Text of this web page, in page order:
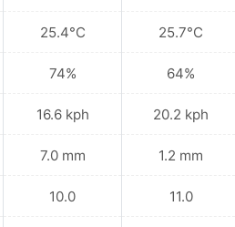
25.4°C
74%
16.6 kph
7.0 mm
10.0
25.7°C
64%
20.2 kph
1.2 mm
11.0